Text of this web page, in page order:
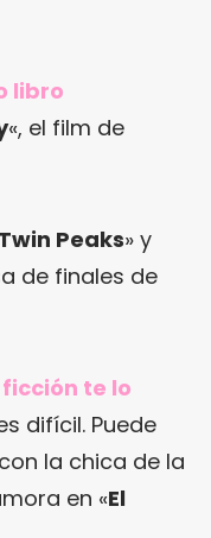
libro
«, el film de
Twin Peaks» y
de finales de
te lo
difícil. Puede
la chica de la
en «El